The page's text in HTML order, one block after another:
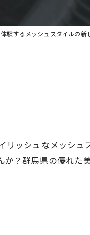
験するメッシュスタイルの新
リッシュなメッシュ
か？群馬県の優れた